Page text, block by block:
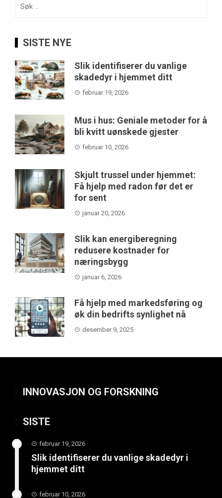
etter:
SISTE NYE
Slik identifiserer du vanlige
skadedyr i hjemmet ditt
februar 19, 2026
Mus i hus: Geniale metoder for å
bli kvitt uønskede gjester
februar 10, 2026
Skjult trussel under hjemmet:
Få hjelp med radon før det er
for sent
januar 20, 2026
Slik kan energiberegning
redusere kostnader for
næringsbygg
januar 6, 2026
Få hjelp med markedsføring og
øk din bedrifts synlighet nå
desember 9, 2025
INNOVASJON OG FORSKNING
SISTE
februar 19, 2026
Slik identifiserer du vanlige skadedyr i
hjemmet ditt
februar 10, 2026